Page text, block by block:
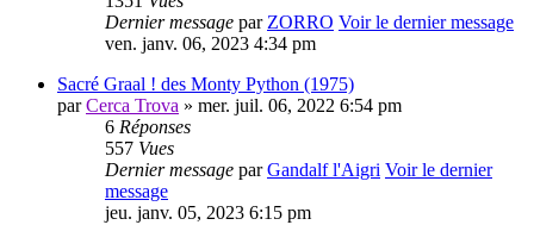
Dernier message parZORRO Voir le dernier message
ven. janv. 06, 2023 4:34 pm
Sacré Graal ! des Monty Python (1975)
parCerca Trova » mer. juil. 06, 2022 6:54 pm
6 Réponses
557 Vues
Dernier message parGandalf l'Aigri Voir le dernier
message
jeu. janv. 05, 2023 6:15 pm